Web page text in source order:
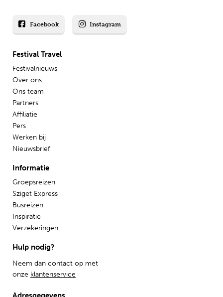
Festival Travel
Festivalnieuws
Over ons
Ons team
Partners
Affiliatie
Pers
Werken bij
Nieuwsbrief
Informatie
Groepsreizen
Sziget Express
Busreizen
Inspiratie
Verzekeringen
Hulp nodig?
Neem dan contact op met
onze klantenservice
Facebook Instagram